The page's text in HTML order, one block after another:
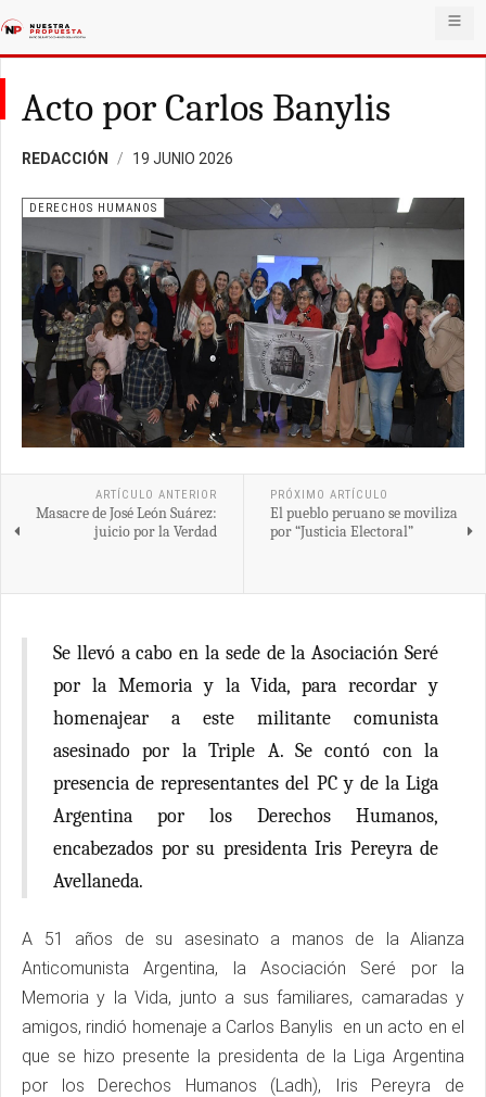
Acto por Carlos Banylis
REDACCIÓN 19 JUNIO 2026
DERECHOS HUMANOS
ARTÍCULO ANTERIOR
Masacre de José León Suárez:
juicio por la Verdad
PRÓXIMO ARTÍCULO
El pueblo peruano se moviliza
por “Justicia Electoral”
Se llevó a cabo en la sede de la Asociación Seré
por la Memoria y la Vida, para recordar y
homenajear a este militante comunista
asesinado por la Triple A. Se contó con la
presencia de representantes del PC y de la Liga
Argentina por los Derechos Humanos,
encabezados por su presidenta Iris Pereyra de
Avellaneda.
A 51 años de su asesinato a manos de la Alianza
Anticomunista Argentina, la Asociación Seré por la
Memoria y la Vida, junto a sus familiares, camaradas y
amigos, rindió homenaje a Carlos Banylis en un acto en el
que se hizo presente la presidenta de la Liga Argentina
por los Derechos Humanos (Ladh), Iris Pereyra de